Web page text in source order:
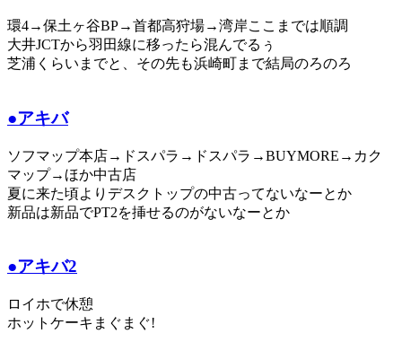
環4→保土ヶ谷BP→首都高狩場→湾岸ここまでは順調
大井JCTから羽田線に移ったら混んでるぅ
芝浦くらいまでと、その先も浜崎町まで結局のろのろ
●アキバ
ソフマップ本店→ドスパラ→ドスパラ→BUYMORE→カク
マップ→ほか中古店
夏に来た頃よりデスクトップの中古ってないなーとか
新品は新品でPT2を挿せるのがないなーとか
●アキバ2
ロイホで休憩
ホットケーキまぐまぐ!